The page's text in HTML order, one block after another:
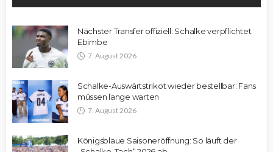
Nächster Transfer offiziell: Schalke verpflichtet
Ebimbe
7. August 2026
Schalke-Auswärtstrikot wieder bestellbar: Fans
müssen lange warten
7. August 2026
Königsblaue Saisoneröffnung: So läuft der